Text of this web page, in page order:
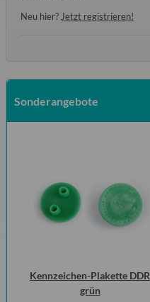
Neu hier?Jetzt registrieren!
Sonderangebote
Kennzeichen-Plakette DDR
grün